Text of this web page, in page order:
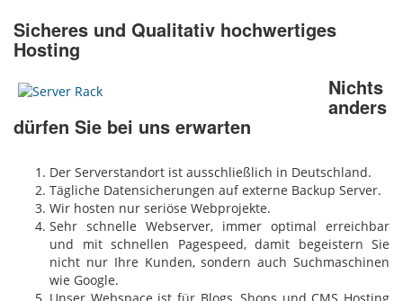
Sicheres und Qualitativ hochwertiges
Hosting
Nichts
anders
dürfen Sie bei uns erwarten
Der Serverstandort ist ausschließlich in Deutschland.
Tägliche Datensicherungen auf externe Backup Server.
Wir hosten nur seriöse Webprojekte.
Sehr schnelle Webserver, immer optimal erreichbar
und mit schnellen Pagespeed, damit begeistern Sie
nicht nur Ihre Kunden, sondern auch Suchmaschinen
wie Google.